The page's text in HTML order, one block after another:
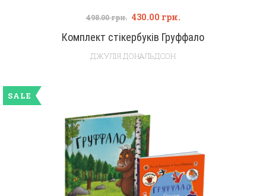
Комплект стікербуків Груффало
498.00грн. 430.00 грн.
ДЖУЛІЯ ДОНАЛЬДСОН
SALE